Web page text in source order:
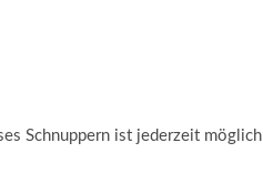
Schnuppern ist jederzeit möglich